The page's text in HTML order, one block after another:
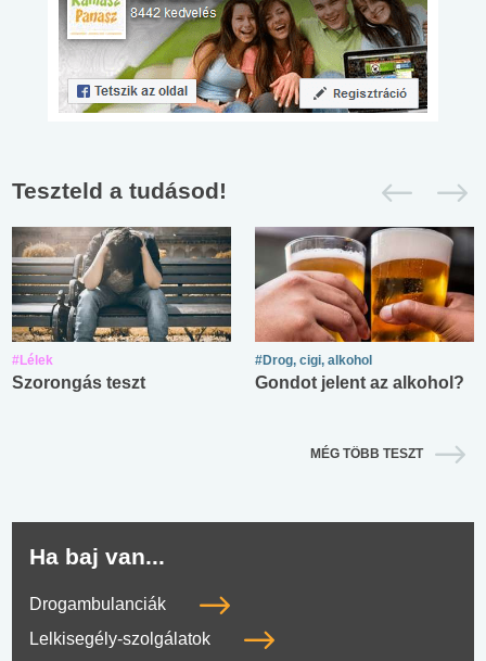
Teszteld a tudásod!
#Lélek
Szorongás teszt
#Drog, cigi, alkohol
Gondot jelent az alkohol?
MÉG TÖBB TESZT
Ha baj van...
Drogambulanciák
Lelkisegély-szolgálatok